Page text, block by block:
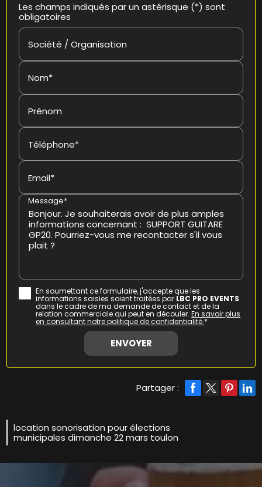
Les champs indiqués par un astérisque (*) sont
obligatoires
Société / Organisation
Nom*
Prénom
Téléphone*
Email*
Message*
En soumettant ce formulaire, j'accepte que les
informations saisies soient traitées par LBC PRO EVENTS
dans le cadre de ma demande de contact et de la
relation commerciale qui peut en découler.En savoir plus
en consultant notre politique de confidentialité.*
Partager :
location sonorisation pour élections
municipales dimanche 22 mars toulon